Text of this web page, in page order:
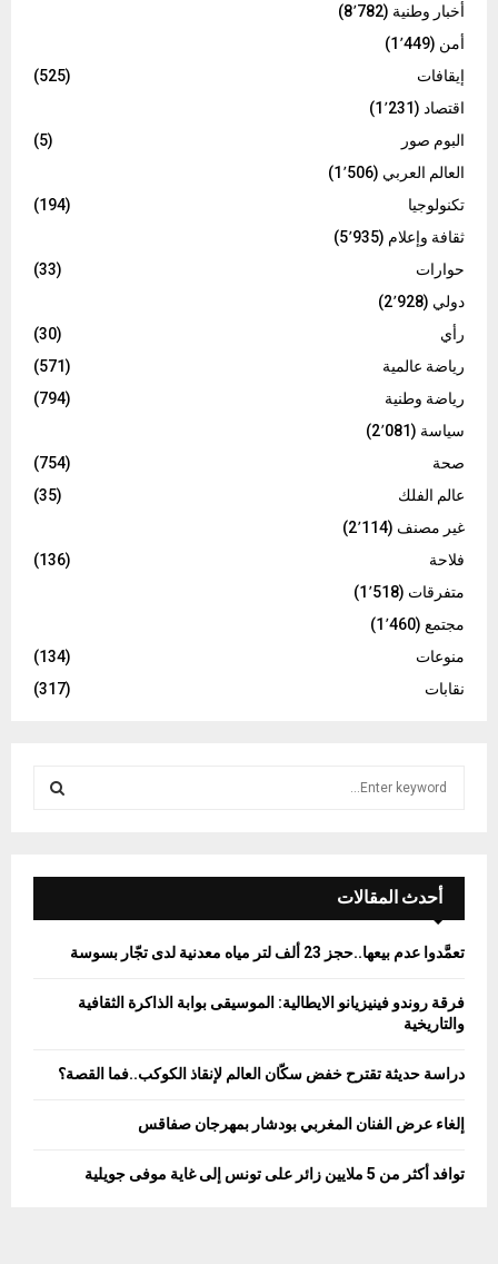
أخبار وطنية (8٬782)
أمن (1٬449)
إيقافات
(525)
اقتصاد (1٬231)
البوم صور
(5)
العالم العربي (1٬506)
تكنولوجيا
(194)
ثقافة وإعلام (5٬935)
حوارات
(33)
دولي (2٬928)
رأي
(30)
رياضة عالمية
(571)
رياضة وطنية
(794)
سياسة (2٬081)
صحة
(754)
عالم الفلك
(35)
غير مصنف (2٬114)
فلاحة
(136)
متفرقات (1٬518)
مجتمع (1٬460)
منوعات
(134)
نقابات
(317)
f
r
E
A
أحدث المقالات
تعمَّدوا عدم بيعها..حجز 23 ألف لتر مياه معدنية لدى تجّار بسوسة
فرقة روندو فينيزيانو الايطالية: الموسيقى بوابة الذاكرة الثقافية
والتاريخية
دراسة حديثة تقترح خفض سكّان العالم لإنقاذ الكوكب..فما القصة؟
إلغاء عرض الفنان المغربي بودشار بمهرجان صفاقس
توافد أكثر من 5 ملايين زائر على تونس إلى غاية موفى جويلية